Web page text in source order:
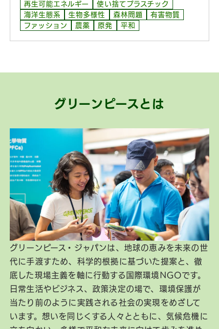
再生可能エネルギー
使い捨てプラスチック
海洋生態系
生物多様性 森林問題
有害物質
ファッション
農薬 原発 平和
グリーンピースとは
グリーンピース・ジャパンは、地球の恵みを未来の世
代に手渡すため、科学的根拠に基づいた提案と、徹
底した現場主義を軸に行動する国際環境NGOです。
日常生活やビジネス、政策決定の場で、環境保護が
当たり前のように実践される社会の実現をめざして
います。想いを同じくする人々とともに、気候危機に